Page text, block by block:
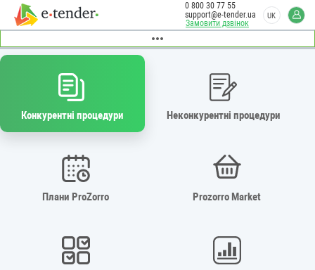
Замовити дзвінок
0 800 30 77 55
support@e-tender.ua
UK
Конкурентні процедури Неконкурентні процедури
Плани ProZorro Prozorro Market